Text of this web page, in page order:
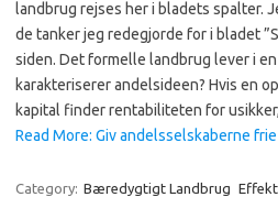
landbrug rejses her i bladets spalter.
de tanker jeg redegjorde for i bladet
siden. Det formelle landbrug lever i
karakteriserer andelsideen? Hvis en
kapital finder rentabiliteten for
Read More: Giv andelsselskaberne
Category: Bæredygtigt Landbrug